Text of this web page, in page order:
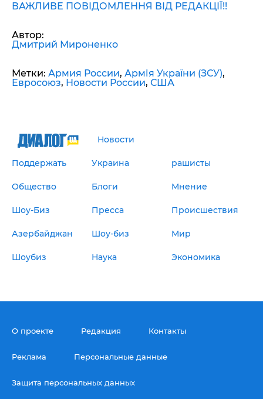
ВАЖЛИВЕ ПОВІДОМЛЕННЯ ВІД РЕДАКЦІЇ!!
Автор:
Дмитрий Мироненко
Метки: Армия России, Армія України (ЗСУ),
Евросоюз, Новости России, США
Новости
Поддержать Украина рашисты
Общество Блоги Мнение
Шоу-Биз Пресса Происшествия
Азербайджан Шоу-биз Мир
Шоубиз Наука Экономика
О проекте Редакция Контакты
Реклама Персональные данные
Защита персональных данных